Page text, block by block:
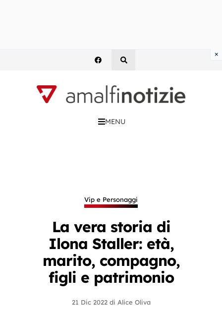
MENU
Vip e Personaggi
La vera storia di
Ilona Staller: età,
marito, compagno,
figli e patrimonio
21 Dic 2022 di Alice Oliva
×